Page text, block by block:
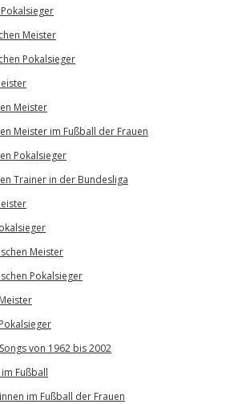
Meister
Pokalsieger
Meister
Meister im Fußball der Frauen
Pokalsieger
Trainer in der Bundesliga
Meister
Pokalsieger
von 1962 bis 2002
Fußball
im Fußball der Frauen